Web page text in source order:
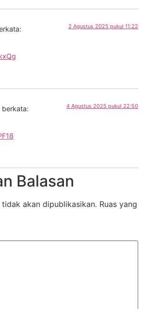
2 Agustus 2025 pukul 11:22
berkata: 4 Agustus 2025 pukul 22:50
Balasan
akan dipublikasikan. Ruas yang